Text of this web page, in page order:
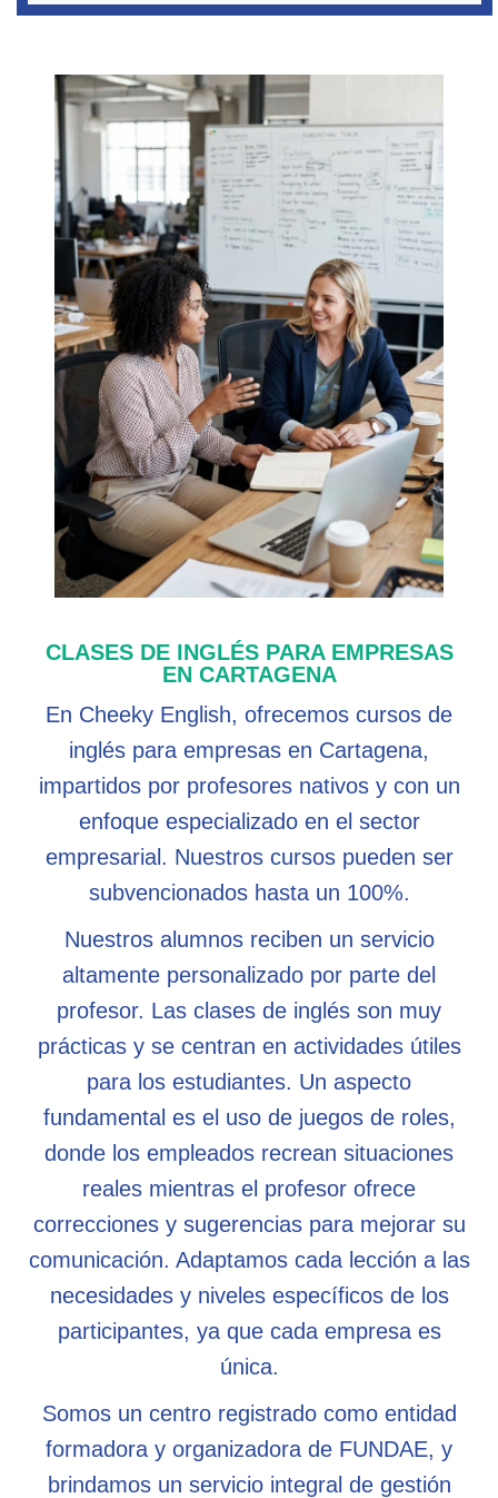
CLASES DE INGLÉS PARA EMPRESAS
EN CARTAGENA
En Cheeky English, ofrecemos cursos de
inglés para empresas en Cartagena,
impartidos por profesores nativos y con un
enfoque especializado en el sector
empresarial. Nuestros cursos pueden ser
subvencionados hasta un 100%.
Nuestros alumnos reciben un servicio
altamente personalizado por parte del
profesor. Las clases de inglés son muy
prácticas y se centran en actividades útiles
para los estudiantes. Un aspecto
fundamental es el uso de juegos de roles,
donde los empleados recrean situaciones
reales mientras el profesor ofrece
correcciones y sugerencias para mejorar su
comunicación. Adaptamos cada lección a las
necesidades y niveles específicos de los
participantes, ya que cada empresa es
única.
Somos un centro registrado como entidad
formadora y organizadora de FUNDAE, y
brindamos un servicio integral de gestión